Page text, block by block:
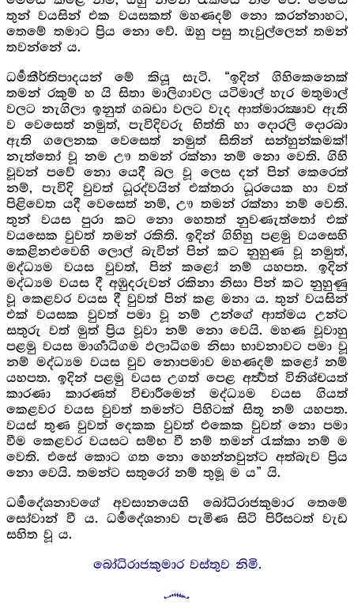
තුන් වයසින් එක වයසකත් මහණදම් නො කරන්නාහට,
තෙමේ තමාට ප්‍රිය නො වේ. ඔහු පසු තැවුල්ලෙන් තමන්
තවන්නේ ය.
ධර්‍මකීර්තිපාදයන් මේ කියූ සැටි. “ඉදින් ගිහිකෙනෙක්
තමන් රකුම් හ යි සිතා මාලිගාවල යටිමාල් හැර මතුමාල්
වලට නැගිලා ඉනුත් ගබඩා වලට වැද ආත්මාරක්‍ෂාව ඇති
ව වෙසෙත් නමුත්, පැවිදිවරු භිත්ති හා දොරලි දොරබා
ඇති ගලෙනක වෙසෙත් නමුත් සිතින් සන්හුන්කමක්!
නැත්තෝ වූ නම ඌ තමන් රක්නා නම් නො වෙති. ගිහි
වූවන් පවේ නො යෙදී බල වූ ලෙස දන් පින් කෙරෙත්
නම්, පැවිදි වුවත් ධූරද්වයින් එක්තරා ධූරයෙක හා වත්
පිළිවෙත යදී වෙසෙත් නම්, ඌ තමන් රක්නා නම් වෙති.
තුන් වයස පුරා කට නො හෙතත් නුවණැත්තෝ එක්
වයසෙක වුවත් තමන් රකිති. ඉදින් ගිහිහු පළමු වයසෙහි
කෙළිනළුවෙහි ලොල් බැවින් පින් කට නුහුණ වූ නමුත්,
මද්ධ්‍යම වයස වුවත්, පින් කළෝ නම් යහපත. ඉදින්
මද්ධ්‍යම වයස දී අඹුදරුවන් රකිනා නිසා පින් කට නුහුණු
වූ කෙළවර වයස දී වුවත් පින් කළ මනා ය. තුන් වයසින්
එක් වයසක වුවත් පමා වූ නම් උන්ගේ ආත්මය උන්ට
සතුරු වත් මුත් ප්‍රිය වූවා නම් නො වෙයි. මහණ වූවාහු
පළමු වයස මාර්‍ගාධිගම ඵලාධිගම නිසා භාවනාවට පමා වූ
නම් මද්ධ්‍යම වයස වුව නොපමාව මහණදම් කළෝ නම්
යහපත. ඉදින් පළමු වයස උගත් පෙළ අර්‍ත්‍ථත් විනිශ්චයත්
කාරණා කාරණත් විචාරීමෙන් මද්ධ්‍යම වයස ගියත්
කෙළවර වයස වුවත් තමන්ට පිහිටක් සිතූ නම් යහපත.
වයස් තුණ වුවත් දෙකක වුවත් එකෙක වුවත් නො පමා
වීම කෙළවර වයසට සම්භ වී නම් තමන් රැක්කා නම් ම
වෙති. එසේ කොට ගත නො හෙන්නවුන්ට අත්බැව ප්‍රිය
නො වෙයි. තමන්ට සතුරෝ නම් තුමූ ම ය” යි.
ධර්‍මදේශනාවගේ අවසානයෙහි බෝධිරාජකුමාර තෙමේ
සෝවාන් වී ය. ධර්‍මදේශනාව පැමිණ සිටි පිරිසටත් වැඩ
සහිත වූ ය.
බෝධිරාජකුමාර වස්තුව නිමි.